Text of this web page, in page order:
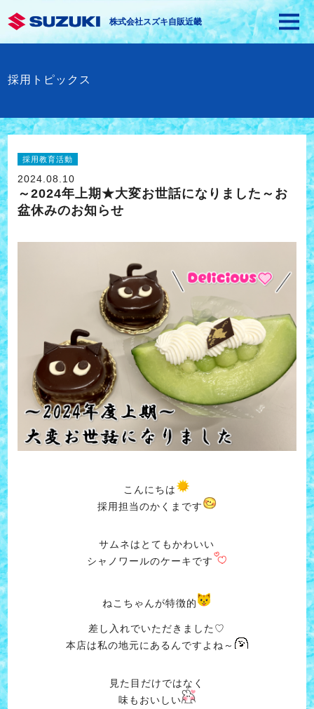
株式会社スズキ自販近畿
採用トピックス
採用教育活動
2024.08.10
～2024年上期★大変お世話になりました～お
盆休みのお知らせ
こんにちは
採用担当のかくまです
サムネはとてもかわいい
シャノワールのケーキです
ねこちゃんが特徴的
差し入れでいただきました♡
本店は私の地元にあるんですよね～
見た目だけではなく
味もおいしい